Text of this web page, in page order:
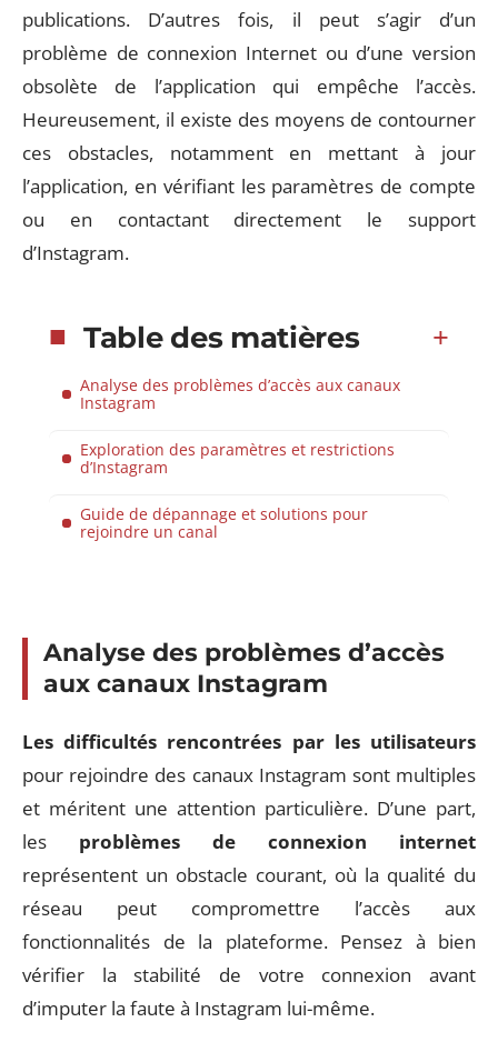
publications. D’autres fois, il peut s’agir d’un
problème de connexion Internet ou d’une version
obsolète de l’application qui empêche l’accès.
Heureusement, il existe des moyens de contourner
ces obstacles, notamment en mettant à jour
l’application, en vérifiant les paramètres de compte
ou en contactant directement le support
d’Instagram.
Table des matières
Analyse des problèmes d’accès aux canaux
Instagram
Exploration des paramètres et restrictions
d’Instagram
Guide de dépannage et solutions pour
rejoindre un canal
Analyse des problèmes d’accès
aux canaux Instagram
Les difficultés rencontrées par les utilisateurs
pour rejoindre des canaux Instagram sont multiples
et méritent une attention particulière. D’une part,
les problèmes de connexion internet
représentent un obstacle courant, où la qualité du
réseau peut compromettre l’accès aux
fonctionnalités de la plateforme. Pensez à bien
vérifier la stabilité de votre connexion avant
d’imputer la faute à Instagram lui-même.